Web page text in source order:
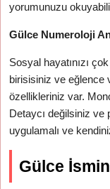
yorumunuzu
Gülce Numeroloji
Sosyal hayatınızı
birisisiniz ve eğlence
özellikleriniz var.
Detaycı değilsiniz ve
uygulamalı ve
Gülce